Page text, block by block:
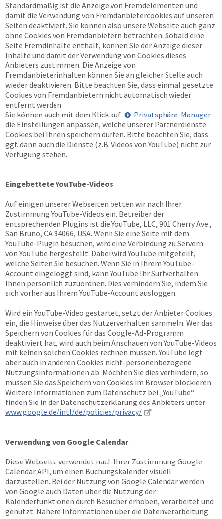
Standardmäßig ist die Anzeige von Fremdelementen und
damit die Verwendung von Fremdanbietercookies auf unseren
Seiten deaktiviert. Sie können also unsere Webseite auch ganz
ohne Cookies von Fremdanbietern betrachten. Sobald eine
Seite Fremdinhalte enthält, können Sie der Anzeige dieser
Inhalte und damit der Verwendung von Cookies dieses
Anbieters zustimmen. Die Anzeige von
Fremdanbieterinhalten können Sie an gleicher Stelle auch
wieder deaktivieren. Bitte beachten Sie, dass einmal gesetzte
Cookies von Fremdanbietern nicht automatisch wieder
entfernt werden.
Sie können auch mit dem Klick auf
Privatsphäre-Manager
die Einstellungen anpassen, welche unserer Partnerdienste
Cookies bei Ihnen speichern dürfen. Bitte beachten Sie, dass
ggf. dann auch die Dienste (z.B. Videos von YouTube) nicht zur
Verfügung stehen.
Eingebettete YouTube-Videos
Auf einigen unserer Webseiten betten wir nach Ihrer
Zustimmung YouTube-Videos ein. Betreiber der
entsprechenden Plugins ist die YouTube, LLC, 901 Cherry Ave.,
San Bruno, CA 94066, USA. Wenn Sie eine Seite mit dem
YouTube-Plugin besuchen, wird eine Verbindung zu Servern
von YouTube hergestellt. Dabei wird YouTube mitgeteilt,
welche Seiten Sie besuchen. Wenn Sie in Ihrem YouTube-
Account eingeloggt sind, kann YouTube Ihr Surfverhalten
Ihnen persönlich zuzuordnen. Dies verhindern Sie, indem Sie
sich vorher aus Ihrem YouTube-Account ausloggen.
Wird ein YouTube-Video gestartet, setzt der Anbieter Cookies
ein, die Hinweise über das Nutzerverhalten sammeln. Wer das
Speichern von Cookies für das Google-Ad-Programm
deaktiviert hat, wird auch beim Anschauen von YouTube-Videos
mit keinen solchen Cookies rechnen müssen. YouTube legt
aber auch in anderen Cookies nicht-personenbezogene
Nutzungsinformationen ab. Möchten Sie dies verhindern, so
müssen Sie das Speichern von Cookies im Browser blockieren.
Weitere Informationen zum Datenschutz bei „YouTube“
finden Sie in der Datenschutzerklärung des Anbieters unter:
www.google.de/intl/de/policies/privacy/
Verwendung von Google Calendar
Diese Webseite verwendet nach Ihrer Zustimmung Google
Calendar API, um einen Buchungskalender visuell
darzustellen. Bei der Nutzung von Google Calendar werden
von Google auch Daten über die Nutzung der
Kalenderfunktionen durch Besucher erhoben, verarbeitet und
genutzt. Nähere Informationen über die Datenverarbeitung